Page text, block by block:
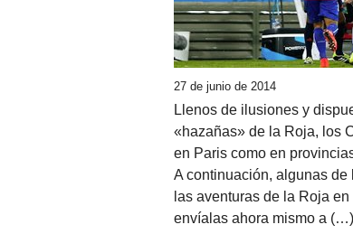
27 de junio de 2014
Llenos de ilusiones y
«hazañas» de la Roja, los
en Paris como en
A continuación, algunas
las aventuras de la Roja
envíalas ahora mismo a (…)